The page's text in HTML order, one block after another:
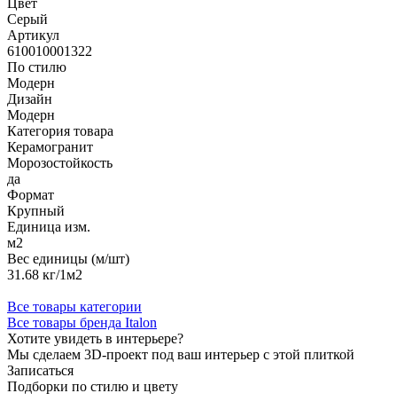
Серый
Артикул
610010001322
По стилю
Модерн
Дизайн
Модерн
Категория товара
Керамогранит
Морозостойкость
да
Формат
Крупный
Единица изм.
м2
Вес единицы (м/шт)
31.68 кг/1м2
Все товары категории
Все товары бренда Italon
Хотите увидеть в интерьере?
Мы сделаем 3D-проект под ваш интерьер с этой плиткой
Записаться
Подборки по стилю и цвету